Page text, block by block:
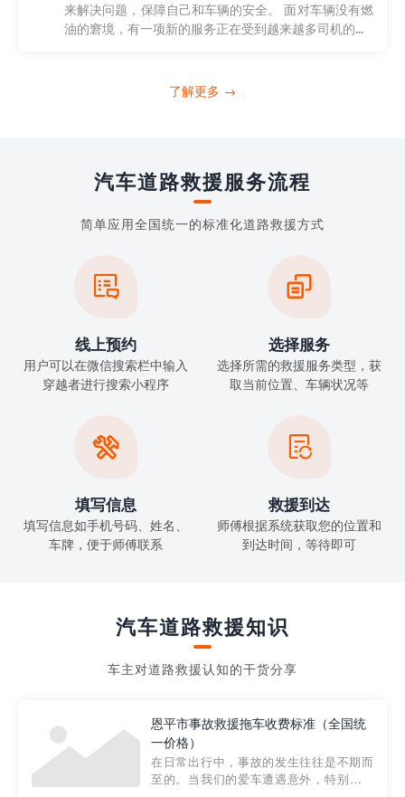
来解决问题，保障自己和车辆的安全。 面对车辆没有燃
油的窘境，有一项新的服务正在受到越来越多司机的...
了解更多 →
汽车道路救援服务流程
简单应用全国统一的标准化道路救援方式

线上预约
用户可以在微信搜索栏中输入
穿越者进行搜索小程序

选择服务
选择所需的救援服务类型，获
取当前位置、车辆状况等

填写信息
填写信息如手机号码、姓名、
车牌，便于师傅联系

救援到达
师傅根据系统获取您的位置和
到达时间，等待即可
汽车道路救援知识
车主对道路救援认知的干货分享
恩平市事故救援拖车收费标准（全国统
一价格）
在日常出行中，事故的发生往往是不期而
至的。当我们的爱车遭遇意外，特别是在